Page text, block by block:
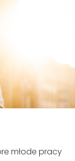
młode pracy